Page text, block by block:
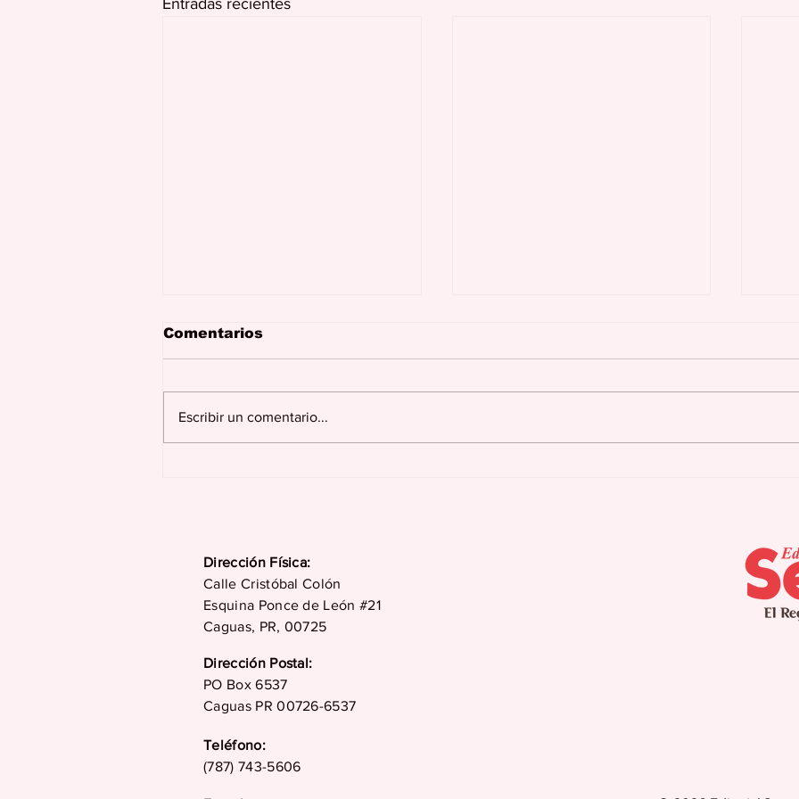
Entradas recientes
Comentarios
Escribir un comentario...
Dirección Física:
Calle Cristóbal Colón
Esquina Ponce de León #21
Caguas, PR, 00725
Dirección Postal:
PO Box 6537
Caguas PR 00726-6537
Teléfono:
(787) 743-5606